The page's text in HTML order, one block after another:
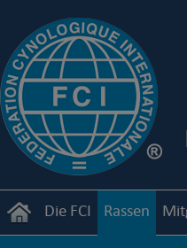
Die FCI Rassen